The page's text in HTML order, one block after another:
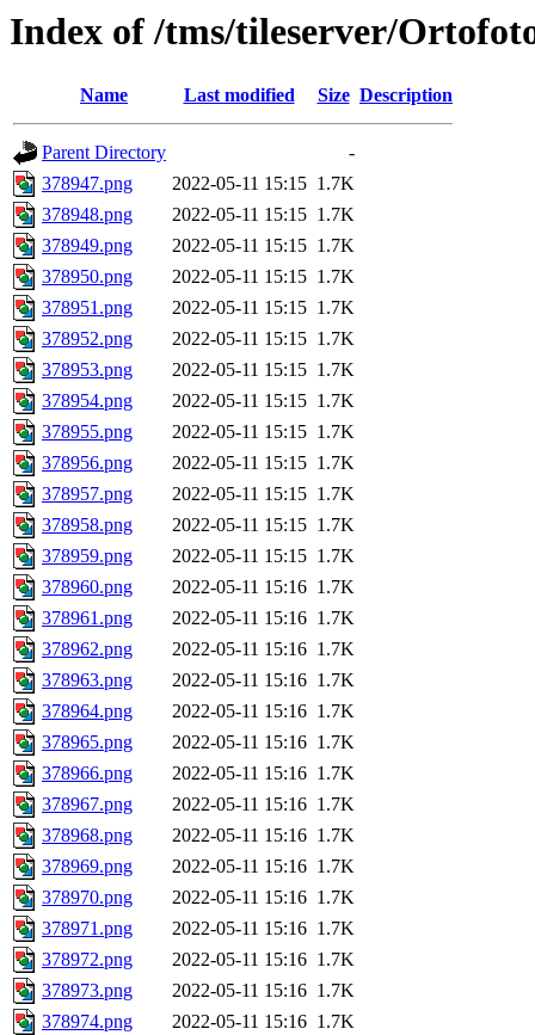
Index of /tms/tileserver/
Name Last modified Size Description
Parent Directory
-
378947.png
2022-05-11 15:15 1.7K
378948.png
2022-05-11 15:15 1.7K
378949.png
2022-05-11 15:15 1.7K
378950.png
2022-05-11 15:15 1.7K
378951.png
2022-05-11 15:15 1.7K
378952.png
2022-05-11 15:15 1.7K
378953.png
2022-05-11 15:15 1.7K
378954.png
2022-05-11 15:15 1.7K
378955.png
2022-05-11 15:15 1.7K
378956.png
2022-05-11 15:15 1.7K
378957.png
2022-05-11 15:15 1.7K
378958.png
2022-05-11 15:15 1.7K
378959.png
2022-05-11 15:15 1.7K
378960.png
2022-05-11 15:16 1.7K
378961.png
2022-05-11 15:16 1.7K
378962.png
2022-05-11 15:16 1.7K
378963.png
2022-05-11 15:16 1.7K
378964.png
2022-05-11 15:16 1.7K
378965.png
2022-05-11 15:16 1.7K
378966.png
2022-05-11 15:16 1.7K
378967.png
2022-05-11 15:16 1.7K
378968.png
2022-05-11 15:16 1.7K
378969.png
2022-05-11 15:16 1.7K
378970.png
2022-05-11 15:16 1.7K
378971.png
2022-05-11 15:16 1.7K
378972.png
2022-05-11 15:16 1.7K
378973.png
2022-05-11 15:16 1.7K
378974.png
2022-05-11 15:16 1.7K